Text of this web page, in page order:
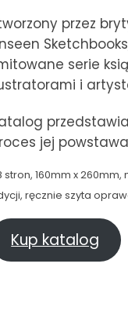
przez
serie
i
jej
stron, 160mm x
ręcznie szyta
Kup katalog